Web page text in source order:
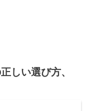
しい選び方、